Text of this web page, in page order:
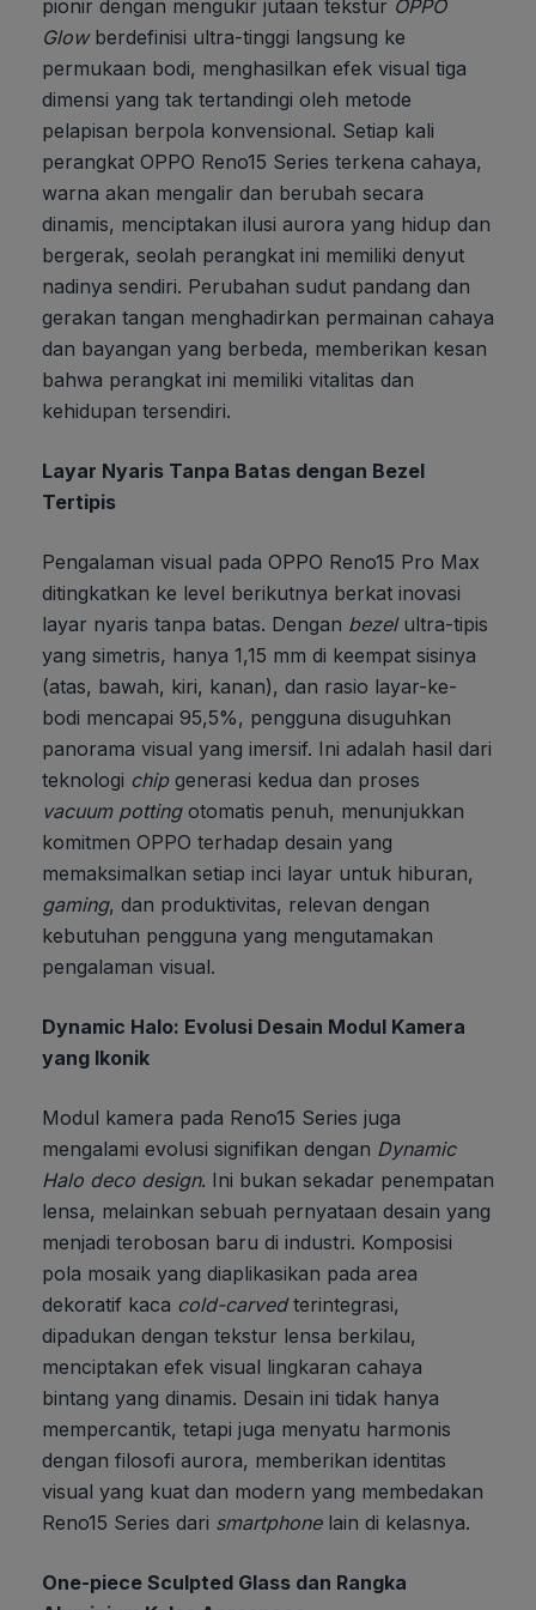
pionir dengan mengukir jutaan tekstur OPPO
Glowberdefinisi ultra-tinggi langsung ke
permukaan bodi, menghasilkan efek visual tiga
dimensi yang tak tertandingi oleh metode
pelapisan berpola konvensional. Setiap kali
perangkat OPPO Reno15 Series terkena cahaya,
warna akan mengalir dan berubah secara
dinamis, menciptakan ilusi aurora yang hidup dan
bergerak, seolah perangkat ini memiliki denyut
nadinya sendiri. Perubahan sudut pandang dan
gerakan tangan menghadirkan permainan cahaya
dan bayangan yang berbeda, memberikan kesan
bahwa perangkat ini memiliki vitalitas dan
kehidupan tersendiri.
Layar Nyaris Tanpa Batas dengan Bezel
Tertipis
Pengalaman visual pada OPPO Reno15 Pro Max
ditingkatkan ke level berikutnya berkat inovasi
layar nyaris tanpa batas. Dengan bezelultra-tipis
yang simetris, hanya 1,15 mm di keempat sisinya
(atas, bawah, kiri, kanan), dan rasio layar-ke-
bodi mencapai 95,5%, pengguna disuguhkan
panorama visual yang imersif. Ini adalah hasil dari
teknologi chipgenerasi kedua dan proses
vacuum pottingotomatis penuh, menunjukkan
komitmen OPPO terhadap desain yang
memaksimalkan setiap inci layar untuk hiburan,
gaming, dan produktivitas, relevan dengan
kebutuhan pengguna yang mengutamakan
pengalaman visual.
Dynamic Halo: Evolusi Desain Modul Kamera
yang Ikonik
Modul kamera pada Reno15 Series juga
mengalami evolusi signifikan dengan Dynamic
Halo deco design. Ini bukan sekadar penempatan
lensa, melainkan sebuah pernyataan desain yang
menjadi terobosan baru di industri. Komposisi
pola mosaik yang diaplikasikan pada area
dekoratif kaca cold-carvedterintegrasi,
dipadukan dengan tekstur lensa berkilau,
menciptakan efek visual lingkaran cahaya
bintang yang dinamis. Desain ini tidak hanya
mempercantik, tetapi juga menyatu harmonis
dengan filosofi aurora, memberikan identitas
visual yang kuat dan modern yang membedakan
Reno15 Series dari smartphonelain di kelasnya.
One-piece Sculpted Glass dan Rangka